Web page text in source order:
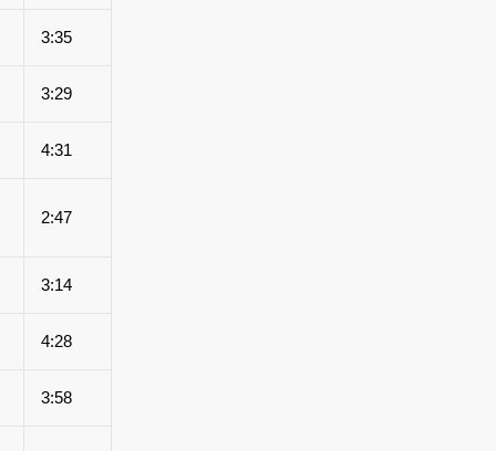
3:35
3:29
4:31
2:47
3:14
4:28
3:58